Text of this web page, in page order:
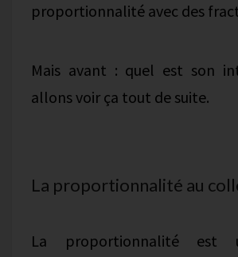
proportionnalité avec des
Mais avant : quel est son
allons voir ça tout de suite.
La proportionnalité au
La proportionnalité est